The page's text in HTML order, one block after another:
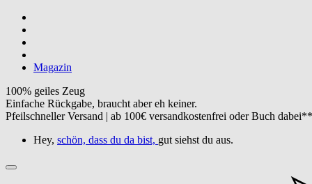
Magazin
100% geiles Zeug
Einfache Rückgabe, braucht aber eh keiner.
Pfeilschneller Versand | ab 100€ versandkostenfrei oder Buch
Hey, schön, dass du da bist, gut siehst du aus.